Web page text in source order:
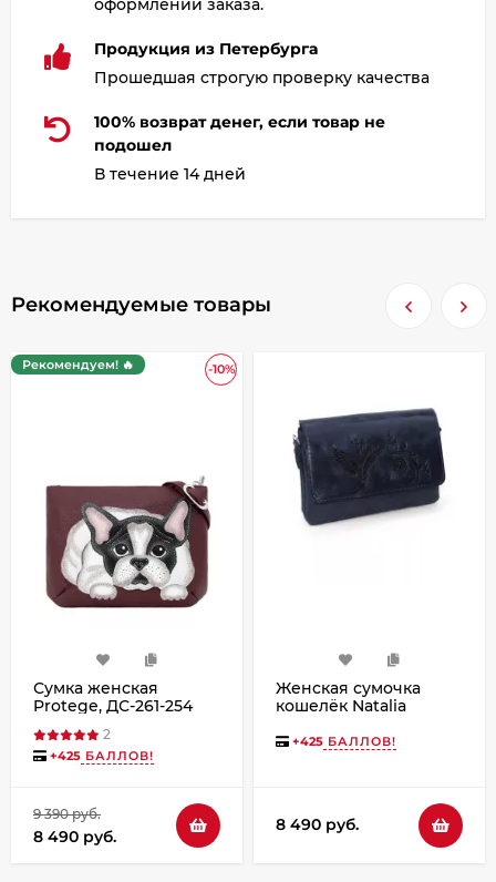
Продукция из Петербурга
Прошедшая строгую проверку качества
100% возврат денег, если товар не
подошел
В течение 14 дней
Рекомендуемые товары
-10%
Рекомендуем! 🔥
Сумка женская
Protege, ДС-261-254
2
+425 БАЛЛОВ!
9 390 руб.
8 490 руб.
Женская сумочка
кошелёк Natalia
«Колибри»
+425 БАЛЛОВ!
8 490 руб.